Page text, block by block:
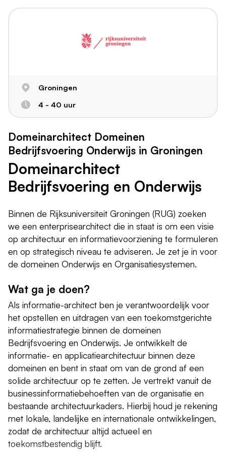
Groningen
4 - 40 uur
Domeinarchitect Domeinen
Bedrijfsvoering Onderwijs in Groningen
Domeinarchitect
Bedrijfsvoering en Onderwijs
Binnen de Rijksuniversiteit Groningen (RUG) zoeken
we een enterprisearchitect die in staat is om een visie
op architectuur en informatievoorziening te formuleren
en op strategisch niveau te adviseren. Je zet je in voor
de domeinen Onderwijs en Organisatiesystemen.
Wat ga je doen?
Als informatie-architect ben je verantwoordelijk voor
het opstellen en uitdragen van een toekomstgerichte
informatiestrategie binnen de domeinen
Bedrijfsvoering en Onderwijs. Je ontwikkelt de
informatie- en applicatiearchitectuur binnen deze
domeinen en bent in staat om van de grond af een
solide architectuur op te zetten. Je vertrekt vanuit de
businessinformatiebehoeften van de organisatie en
bestaande architectuurkaders. Hierbij houd je rekening
met lokale, landelijke en internationale ontwikkelingen,
zodat de architectuur altijd actueel en
toekomstbestendig blijft.